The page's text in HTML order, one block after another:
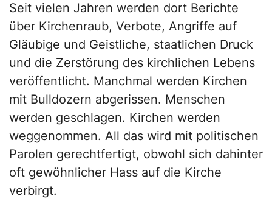
Seit vielen Jahren werden dort Berichte
über Kirchenraub, Verbote, Angriffe auf
Gläubige und Geistliche, staatlichen Druck
und die Zerstörung des kirchlichen Lebens
veröffentlicht. Manchmal werden Kirchen
mit Bulldozern abgerissen. Menschen
werden geschlagen. Kirchen werden
weggenommen. All das wird mit politischen
Parolen gerechtfertigt, obwohl sich dahinter
oft gewöhnlicher Hass auf die Kirche
verbirgt.